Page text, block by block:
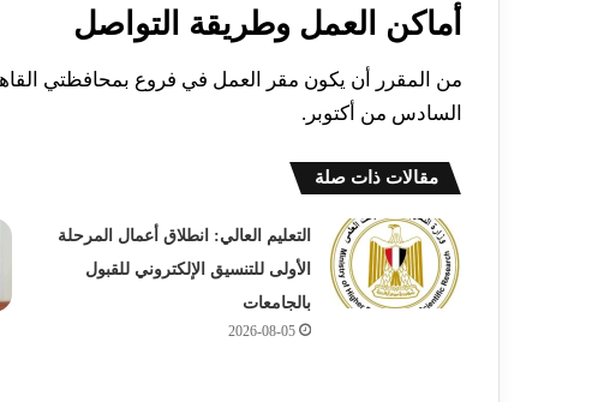
أماكن العمل وطريقة التواصل
من المقرر أن يكون مقر العمل في فروع بمحافظتي
السادس من أكتوبر.
مقالات ذات صلة
التعليم العالي: انطلاق أعمال المرحلة
الأولى للتنسيق الإلكتروني للقبول
بالجامعات
2026-08-05